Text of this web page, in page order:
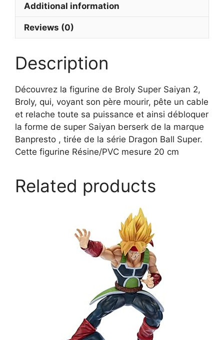
2
Additional information
Reviews (0)
Description
Découvrez la figurine de Broly Super Saiyan 2,
Broly, qui, voyant son père mourir, pête un cable
et relache toute sa puissance et ainsi débloquer
la forme de super Saiyan berserk de la marque
Banpresto , tirée de la série Dragon Ball Super.
Cette figurine Résine/PVC mesure 20 cm
Related products